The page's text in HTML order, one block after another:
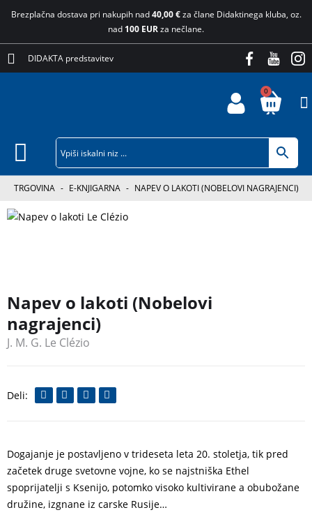
Brezplačna dostava pri nakupih nad40,00 €za člane Didaktinega kluba, oz.
nad 100 EURza nečlane.
DIDAKTA predstavitev
0
TRGOVINA - E-KNJIGARNA - NAPEV O LAKOTI (NOBELOVI NAGRAJENCI)
Napev o lakoti (Nobelovi
nagrajenci)
J. M. G. Le Clézio
Dogajanje je postavljeno v trideseta leta 20. stoletja, tik pred
začetek druge svetovne vojne, ko se najstniška Ethel
spoprijatelji s Ksenijo, potomko visoko kultivirane a obubožane
družine, izgnane iz carske Rusije…